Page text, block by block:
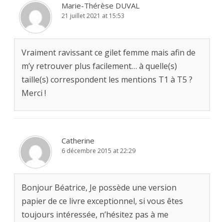
Marie-Thérèse DUVAL
21 juillet 2021 at 15:53
Vraiment ravissant ce gilet femme mais afin de
m’y retrouver plus facilement… à quelle(s)
taille(s) correspondent les mentions T1 à T5 ?
Merci !
Catherine
6 décembre 2015 at 22:29
Bonjour Béatrice, Je possède une version
papier de ce livre exceptionnel, si vous êtes
toujours intéressée, n’hésitez pas à me